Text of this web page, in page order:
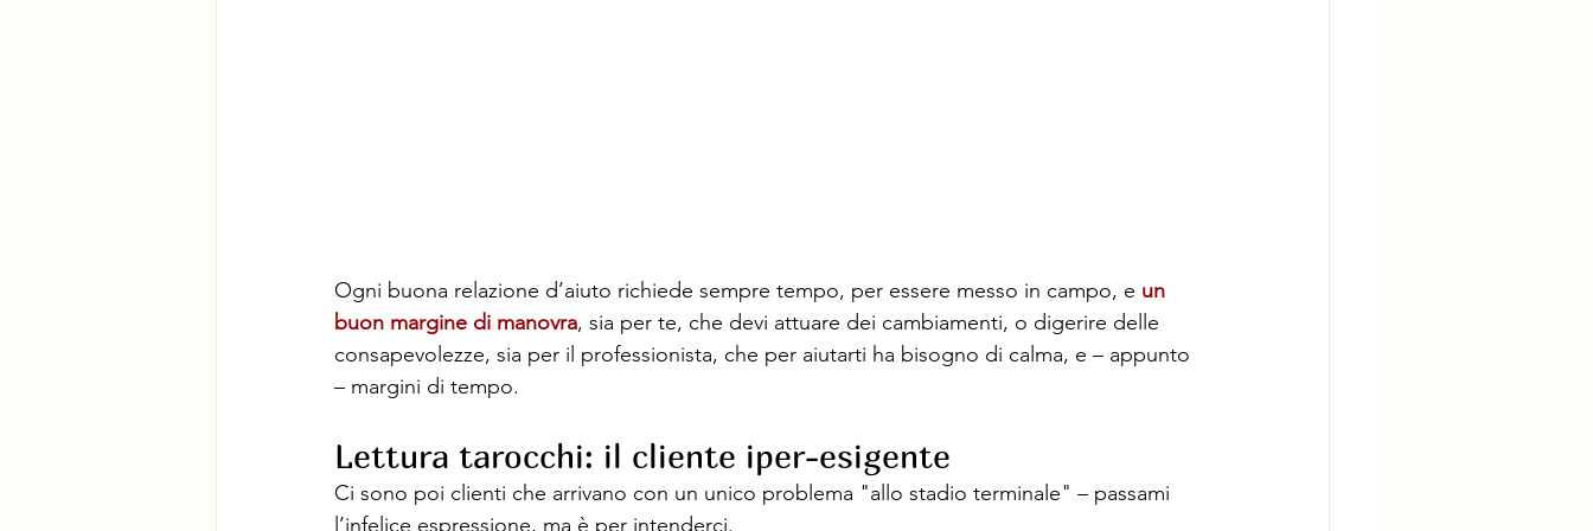
Ogni buona relazione d’aiuto richiede sempre tempo, per essere messo in campo, e un
buon margine di manovra, sia per te, che devi attuare dei cambiamenti, o digerire delle
consapevolezze, sia per il professionista, che per aiutarti ha bisogno di calma, e – appunto
– margini di tempo.
Lettura tarocchi: il cliente iper-esigente
Ci sono poi clienti che arrivano con un unico problema "allo stadio terminale" – passami
l’infelice espressione, ma è per intenderci.